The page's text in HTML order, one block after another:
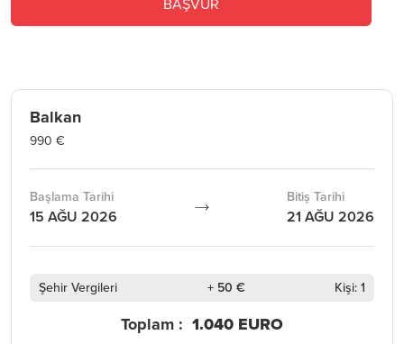
Balkan
990 €
Başlama Tarihi
15 AĞU 2026
Bitiş Tarihi
21 AĞU 2026
Şehir Vergileri + 50 € Kişi: 1
Toplam : 1.040 EURO